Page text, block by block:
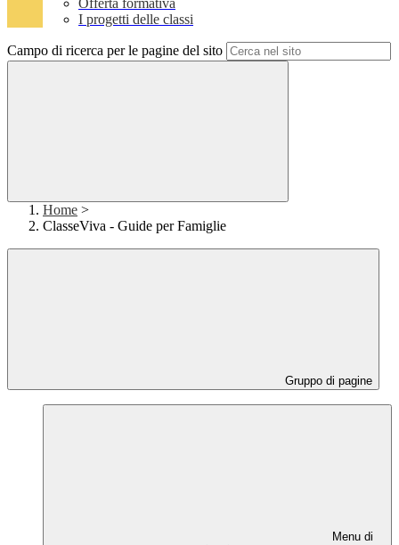
Offerta formativa
I progetti delle classi
Campo di ricerca per le pagine del sito
Home >
ClasseViva - Guide per Famiglie
Gruppo di pagine
Menu di